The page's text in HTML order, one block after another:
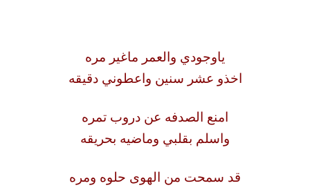
ياوجودي والعمر ماغير مره
اخذو عشر سنين واعطوني دقيقه
امنع الصدفه عن دروب تمره
واسلم بقلبي وماضيه بحريقه
قد سمحت من الهوى حلوه ومره